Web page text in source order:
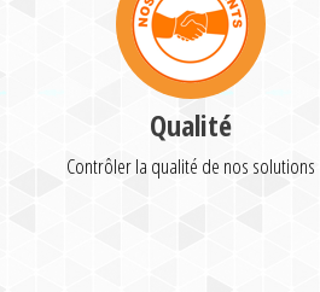
Qualité
Contrôler la qualité de nos solutions